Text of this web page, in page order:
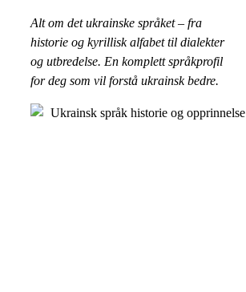
Alt om det ukrainske språket – fra
historie og kyrillisk alfabet til dialekter
og utbredelse. En komplett språkprofil
for deg som vil forstå ukrainsk bedre.